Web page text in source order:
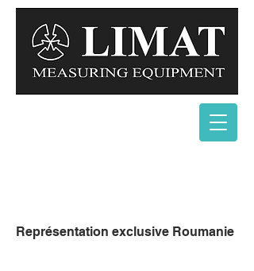
Représentation exclusive Roumanie